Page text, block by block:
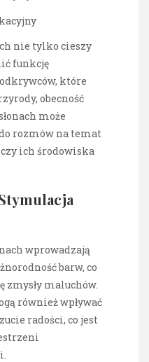
nie tylko cieszy
funkcję
które
obecność
może
rozmów na temat
ich środowiska
wprowadzają
barw, co
zmysły maluchów.
również wpływać
radości, co jest